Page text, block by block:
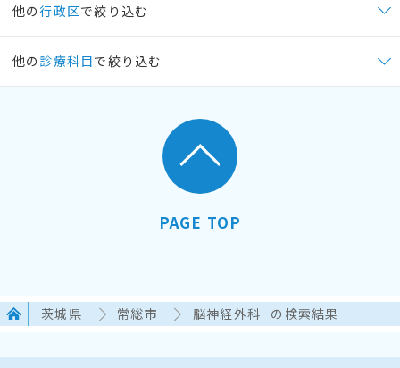
他の行政区で絞り込む
他の 診療科目で絞り込む
PAGE TOP
茨城県 常総市 脳神経外科 の検索結果